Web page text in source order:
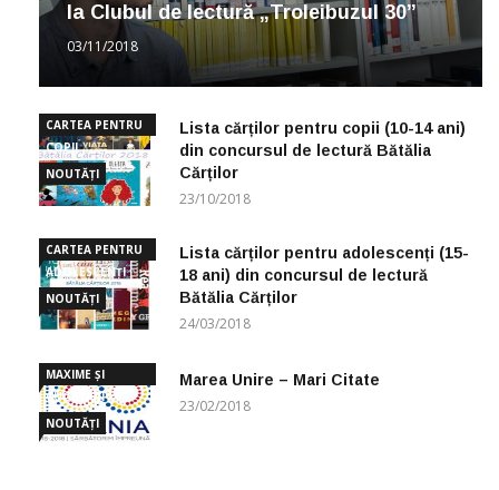
la Clubul de lectură „Troleibuzul 30”
03/11/2018
CARTEA PENTRU
COPII
NOUTĂȚI
Lista cărților pentru copii (10-14 ani)
din concursul de lectură Bătălia
Cărților
23/10/2018
CARTEA PENTRU
ADOLESCENȚI
NOUTĂȚI
Lista cărților pentru adolescenți (15-
18 ani) din concursul de lectură
Bătălia Cărților
24/03/2018
MAXIME ȘI
CUGETĂRI
NOUTĂȚI
Marea Unire – Mari Citate
23/02/2018